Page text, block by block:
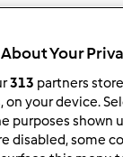
About Your
313 partners
on your device.
purposes shown
disabled, some